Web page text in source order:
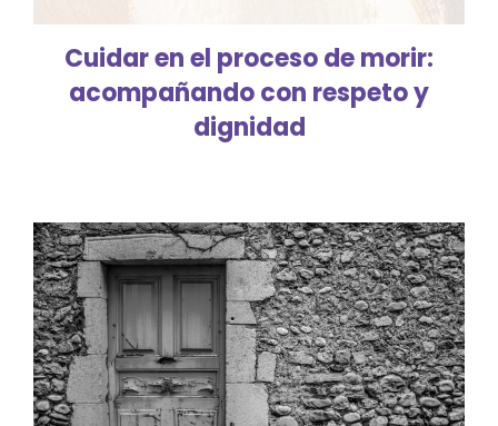
Cuidar en el proceso de morir:
acompañando con respeto y
dignidad